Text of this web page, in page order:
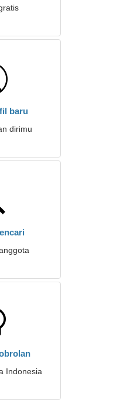
baru
dirimu
Indonesia